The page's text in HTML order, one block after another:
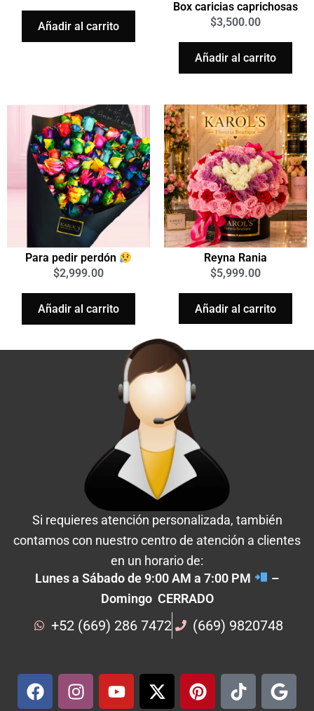
Añadir al carrito
Box caricias caprichosas
$3,500.00
Añadir al carrito
Para pedir perdón
$2,999.00
Añadir al carrito
Reyna Rania
$5,999.00
Añadir al carrito
Si requieres atención personalizada, también
contamos con nuestro centro de atención a clientes
en un horario de:
Lunes a Sábado de 9:00 AM a 7:00 PM
–
Domingo CERRADO
+52 (669) 286 7472 (669) 9820748